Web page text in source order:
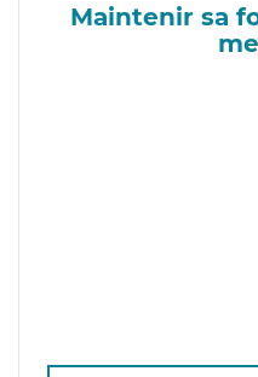
Maintenir sa